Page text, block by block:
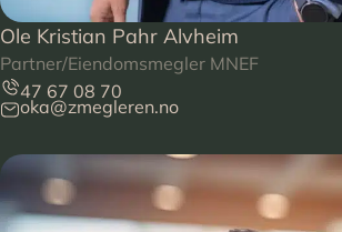
Ole Kristian Pahr Alvheim
Partner/Eiendomsmegler MNEF
47 67 08 70
oka@zmegleren.no